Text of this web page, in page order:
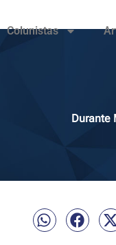
Colunistas
Durante